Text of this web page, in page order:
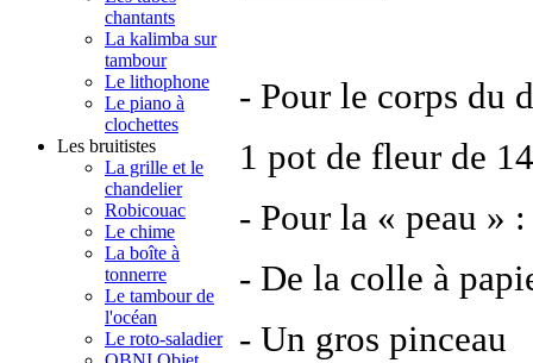
- Pour le corps du
1 pot de fleur de
- Pour la « peau »
- De la colle à
- Un gros pinceau
chantants
La kalimba sur
tambour
Le lithophone
Le piano à
clochettes
Les bruitistes
La grille et le
chandelier
Robicouac
Le chime
La boîte à
tonnerre
Le tambour de
l'océan
Le roto-saladier